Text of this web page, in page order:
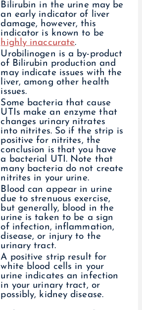
Bilirubin in the urine may be
an early indicator of liver
damage, however, this
indicator is known to be
highly inaccurate.
Urobilinogen is a by-product
of Bilirubin production and
may indicate issues with the
liver, among other health
issues.
Some bacteria that cause
UTIs make an enzyme that
changes urinary nitrates
into nitrites. So if the strip is
positive for nitrites, the
conclusion is that you have
a bacterial UTI. Note that
many bacteria do not create
nitrites in your urine.
Blood can appear in urine
due to strenuous exercise,
but generally, blood in the
urine is taken to be a sign
of infection, inflammation,
disease, or injury to the
urinary tract.
A positive strip result for
white blood cells in your
urine indicates an infection
in your urinary tract, or
possibly, kidney disease.